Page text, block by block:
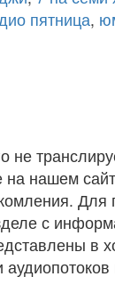
пятница,
нашем
с
в